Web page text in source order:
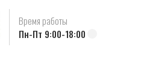
Пн-Пт 9:00-18:00
Время работы